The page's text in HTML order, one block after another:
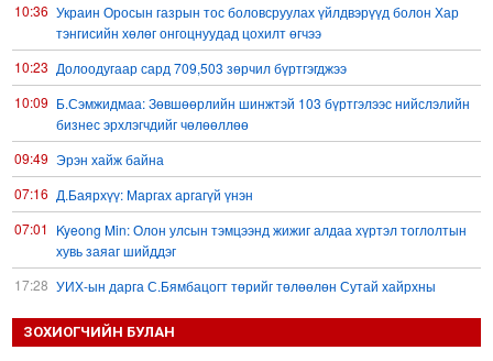
10:36 Украин Оросын газрын тос боловсруулах үйлдвэрүүд болон Хар
тэнгисийн хөлөг онгоцнуудад цохилт өгчээ
10:23 Долоодугаар сард 709,503 зөрчил бүртгэгджээ
10:09 Б.Сэмжидмаа: Зөвшөөрлийн шинжтэй 103 бүртгэлээс нийслэлийн
бизнес эрхлэгчдийг чөлөөллөө
09:49 Эрэн хайж байна
07:16 Д.Баярхүү: Маргах аргагүй үнэн
07:01 Kyeong Min: Олон улсын тэмцээнд жижиг алдаа хүртэл тоглолтын
хувь заяаг шийддэг
17:28 УИХ-ын дарга С.Бямбацогт төрийг төлөөлөн Сутай хайрхны
15:45 “Хотын дарга сонсож байна” 150150 тусгай дугаарыг наймдугаар
ЗОХИОГЧИЙН БУЛАН